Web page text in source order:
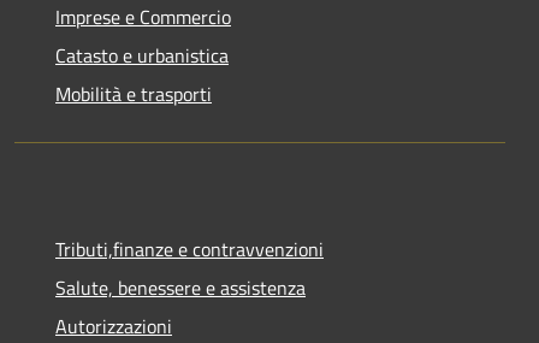
Imprese e Commercio
Catasto e urbanistica
Mobilità e trasporti
Tributi,finanze e contravvenzioni
Salute, benessere e assistenza
Autorizzazioni